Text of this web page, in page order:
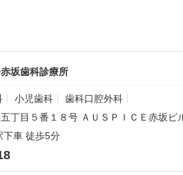
坂歯科診療所
小児歯科
歯科口腔外科
丁目５番１８号 ＡＵＳＰＩＣＥ赤坂ビ
下車 徒歩5分